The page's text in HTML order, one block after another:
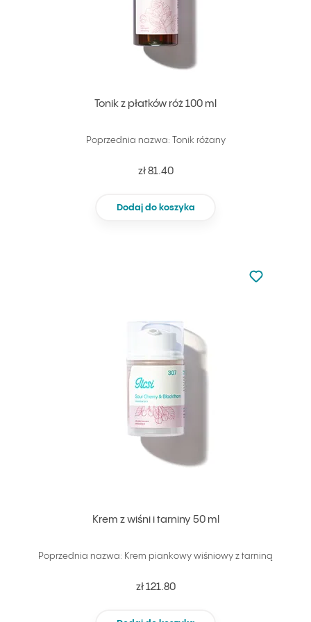
Tonik z płatków róż 100 ml
Poprzednia nazwa: Tonik różany
zł 81.40
Dodaj do koszyka
Krem z wiśni i tarniny 50 ml
Poprzednia nazwa: Krem piankowy wiśniowy z tarniną
zł 121.80
Nie dodano
Dodaj do